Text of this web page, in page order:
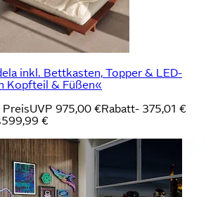
inkl. Bettkasten, Topper & LED-
Kopfteil & Füßen«
PreisUVP 975,00 €Rabatt- 375,01 €
599,99 €